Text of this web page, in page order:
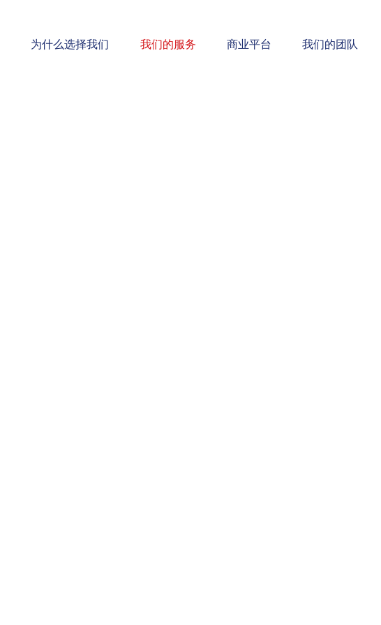
为什么选择我们 我们的服务 商业平台 我们的团队